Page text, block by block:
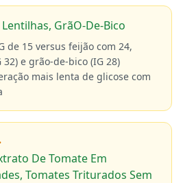
GrãO-De-Bico
de 15 versus feijão com 24,
e grão-de-bico (IG 28)
mais lenta de glicose com
De Tomate Em
Tomates Triturados Sem